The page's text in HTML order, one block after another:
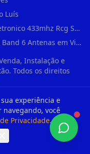
experiência e
você
Privacidade.
Luís
6 Controle Remoto 3 Canais Portão Eletronico 433mhz Rcg Seg Garen Ppa em Vila Clementino
Extensor Repetidor Wi Fi 5g 2.4g Dual Band 6 Antenas em Vila Sônia
Instalação e
Todos os direitos
Shopee, este site contém
sobre compras
produtos apresentados são
e estão sujeitos a
parceira.